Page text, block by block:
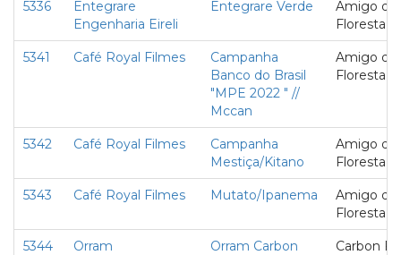
5336
Entegrare
Engenharia Eireli
Entegrare Verde
Amigo da
Floresta
5341 Café Royal Filmes
Campanha
Banco do Brasil
"MPE 2022 " //
Mccan
Amigo da
Floresta
5342 Café Royal Filmes
Campanha
Mestiça/Kitano
Amigo da
Floresta
5343 Café Royal Filmes Mutato/Ipanema
Amigo da
Floresta
5344 Orram
Orram Carbon
Carbon